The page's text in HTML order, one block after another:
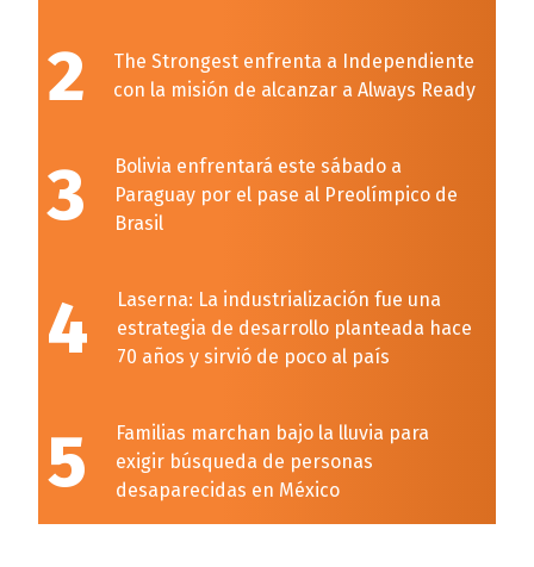
2
The Strongest enfrenta a Independiente
con la misión de alcanzar a Always Ready
3
Bolivia enfrentará este sábado a
Paraguay por el pase al Preolímpico de
Brasil
4
Laserna: La industrialización fue una
estrategia de desarrollo planteada hace
70 años y sirvió de poco al país
5
Familias marchan bajo la lluvia para
exigir búsqueda de personas
desaparecidas en México